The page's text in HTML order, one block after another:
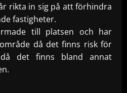
rikta in sig på att förhindra
fastigheter.
till platsen och har
då det finns risk för
då det finns bland annat